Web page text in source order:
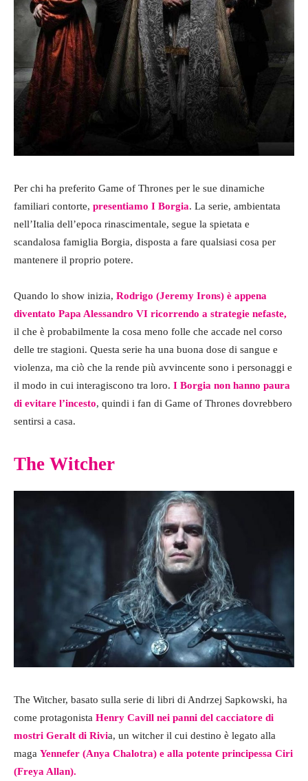
Per chi ha preferito Game of Thrones per le sue dinamiche
familiari contorte, presentiamo I Borgia. La serie, ambientata
nell’Italia dell’epoca rinascimentale, segue la spietata e
scandalosa famiglia Borgia, disposta a fare qualsiasi cosa per
mantenere il proprio potere.
Quando lo show inizia, Rodrigo (Jeremy Irons) è appena
diventato Papa Alessandro VI ricorrendo a strategie nefaste,
il che è probabilmente la cosa meno folle che accade nel corso
delle tre stagioni. Questa serie ha una buona dose di sangue e
violenza, ma ciò che la rende più avvincente sono i personaggi e
il modo in cui interagiscono tra loro. I Borgia non hanno paura
di evitare l’incesto, quindi i fan di Game of Thrones dovrebbero
sentirsi a casa.
The Witcher
The Witcher, basato sulla serie di libri di Andrzej Sapkowski, ha
come protagonista Henry Cavill nei panni del cacciatore di
mostri Geralt di Rivia, un witcher il cui destino è legato alla
maga Yennefer (Anya Chalotra) e alla potente principessa Ciri
(Freya Allan).